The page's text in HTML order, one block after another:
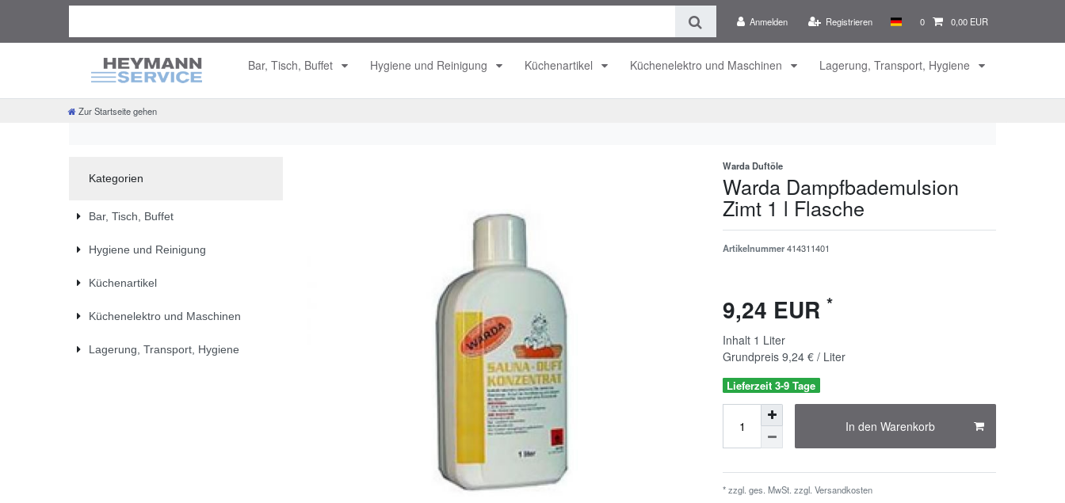
Anmelden Registrieren 0 0,00 EUR
Bar, Tisch, Buffet Hygiene und Reinigung Küchenartikel Küchenelektro und Maschinen Lagerung, Transport, Hygiene
Zur Startseite gehen
Kategorien
Bar, Tisch, Buffet
Hygiene und Reinigung
Küchenartikel
Küchenelektro und Maschinen
Lagerung, Transport, Hygiene
Warda Duftöle
Warda Dampfbademulsion
Zimt 1 l Flasche
Artikelnummer414311401
9,24 EUR *
Inhalt 1 Liter
Grundpreis 9,24 € / Liter
Lieferzeit 3-9 Tage
In den Warenkorb
* zzgl. ges. MwSt. zzgl. Versandkosten